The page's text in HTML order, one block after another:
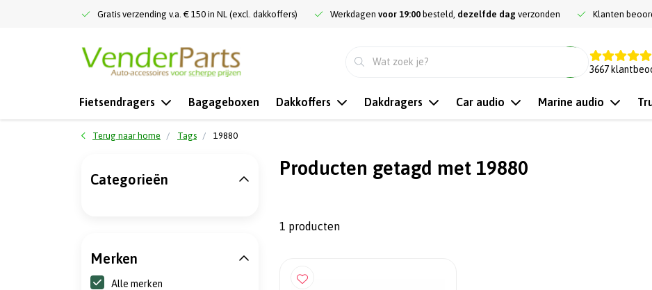
Gratis verzending v.a. € 150 in NL (excl. dakkoffers) Werkdagen voor 19:00 besteld, dezelfde dag verzonden Klanten
3667
Fietsendragers Bagageboxen Dakkoffers Dakdragers Car audio Marine audio
Terug naar home Tags 19880
Producten getagd met 19880
1 producten
Categorieën
Merken
Alle merken